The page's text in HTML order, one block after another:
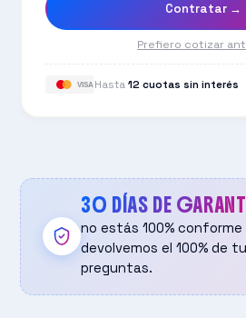
Contratar →
Prefiero cotizar
VISA Hasta 12 cuotas sin interés
30 DÍAS DE
no estás 100%
devolvemos el 100% de
preguntas.